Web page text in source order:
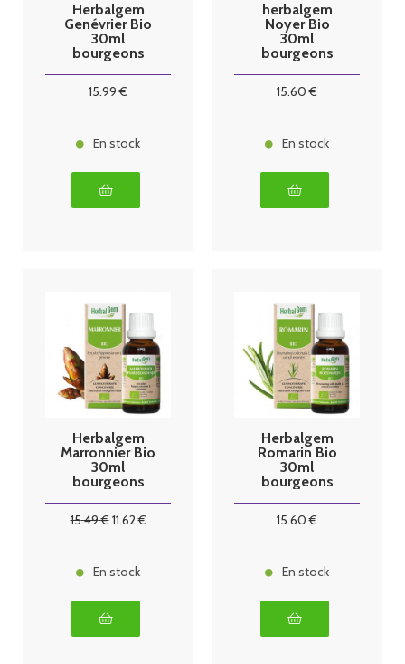
Herbalgem
Genévrier Bio
30ml
bourgeons
15.99 €
En stock
herbalgem
Noyer Bio
30ml
bourgeons
15.60 €
En stock
Herbalgem
Marronnier Bio
30ml
bourgeons
15.49€11.62€
En stock
Herbalgem
Romarin Bio
30ml
bourgeons
15.60 €
En stock